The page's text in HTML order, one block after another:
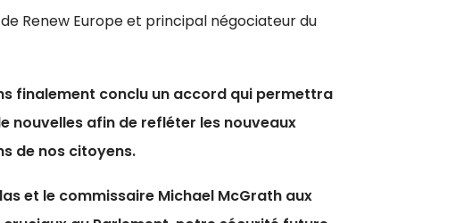
Renew Europe et principal négociateur du
finalement conclu un accord qui permettra
nouvelles afin de refléter les nouveaux
de nos citoyens.
et le commissaire Michael McGrath aux